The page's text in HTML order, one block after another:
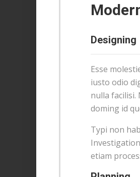
Designing
Esse
iusto odio
nulla
doming id
Typi non
etiam